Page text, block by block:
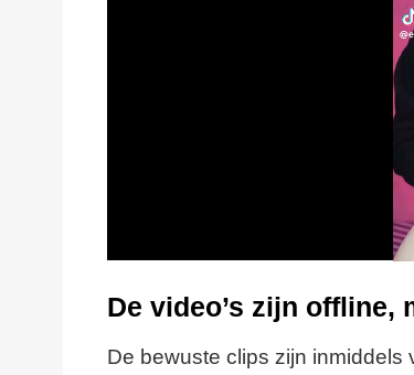
De video’s zijn offline,
De bewuste clips zijn inmiddels